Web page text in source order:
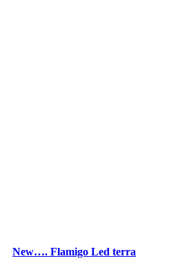
New…. Flamigo Led terra